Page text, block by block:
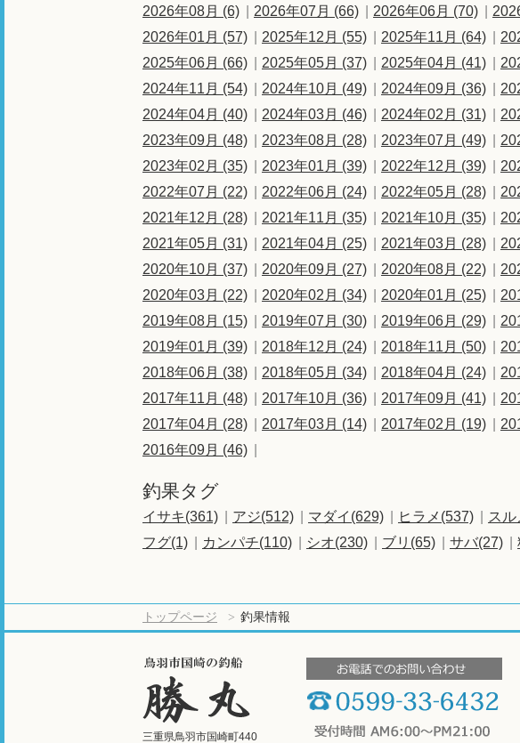
2026年08月 (6) 2026年07月 (66) 2026年06月 (70)
2026年01月 (57)
2025年12月 (55) 2025年11月 (64)
2025年06月 (66)
2025年05月 (37) 2025年04月 (41)
2024年11月 (54)
2024年10月 (49) 2024年09月 (36)
2024年04月 (40)
2024年03月 (46) 2024年02月 (31)
2023年09月 (48)
2023年08月 (28) 2023年07月 (49)
2023年02月 (35)
2023年01月 (39) 2022年12月 (39)
2022年07月 (22)
2022年06月 (24) 2022年05月 (28)
2021年12月 (28)
2021年11月 (35) 2021年10月 (35)
2021年05月 (31)
2021年04月 (25) 2021年03月 (28)
2020年10月 (37)
2020年09月 (27) 2020年08月 (22)
2020年03月 (22)
2020年02月 (34) 2020年01月 (25)
2019年08月 (15)
2019年07月 (30) 2019年06月 (29)
2019年01月 (39)
2018年12月 (24) 2018年11月 (50)
2018年06月 (38)
2018年05月 (34) 2018年04月 (24)
2017年11月 (48)
2017年10月 (36) 2017年09月 (41)
2017年04月 (28)
2017年03月 (14) 2017年02月 (19)
2016年09月 (46)
釣果タグ
イサキ(361) アジ(512) マダイ(629) ヒラメ(537) ス
フグ(1)
カンパチ(110) シオ(230) ブリ(65) サバ(27)
トップページ 釣果情報
三重県鳥羽市国崎町440